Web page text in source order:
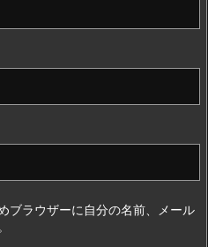
ブラウザーに自分の名前、メール